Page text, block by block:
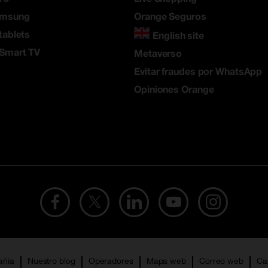
TV
Orange Seguros
English site
Metaverso
Evitar fraudes por WhatsApp
Opiniones Orange
Nuestro blog Operadores Mapa web Correo web